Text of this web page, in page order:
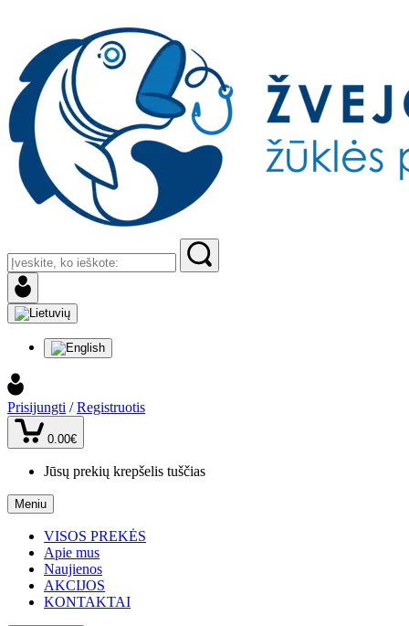
Prisijungti / Registruotis
0.00€
Jūsų prekių krepšelis tuščias
Meniu
VISOS PREKĖS
Apie mus
Naujienos
AKCIJOS
KONTAKTAI